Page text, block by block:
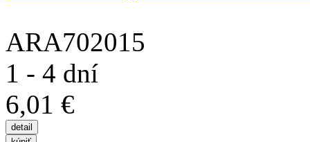
ARA702015
1 - 4 dní
6,01 €